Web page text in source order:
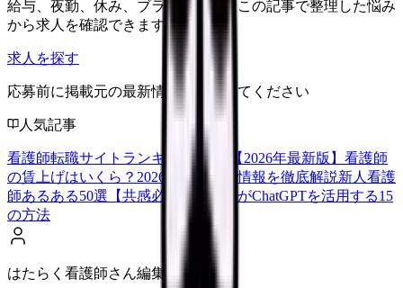
給与、夜勤、休み、ブランクなど、この記事で整理した悩み
から求人を確認できます。
求人を探す
応募前に掲載元の最新情報を確認してください
人気記事
看護師転職サイトランキングTOP5【2026年最新版】 看護師
の賃上げはいくら？2026年度の最新情報を徹底解説新人看護
師あるある50選【共感必至】
看護師がChatGPTを活用する15
の方法
はたらく看護師さん編集部